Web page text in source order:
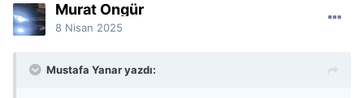
Murat Öngür
8 Nisan 2025
Mustafa Yanar yazdı: